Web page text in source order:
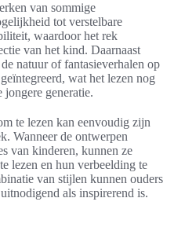
van sommige
tot verstelbare
waardoor het rek
van het kind. Daarnaast
natuur of fantasieverhalen op
wat het lezen nog
generatie.
te lezen kan eenvoudig zijn
Wanneer de ontwerpen
van kinderen, kunnen ze
lezen en hun verbeelding te
van stijlen kunnen ouders
als inspirerend is.